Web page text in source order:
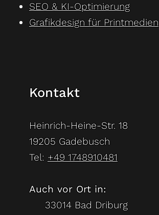
SEO & KI-Optimierung
Grafikdesign für Printmedien
Kontakt
Heinrich-Heine-Str. 18
19205 Gadebusch
Tel: +49 1748910481
Auch vor Ort in:
33014 Bad Driburg